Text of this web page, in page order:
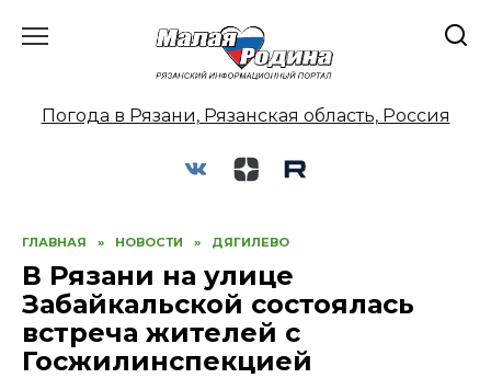
Погода в Рязани, Рязанская область, Россия
ГЛАВНАЯ » НОВОСТИ » ДЯГИЛЕВО
В Рязани на улице
Забайкальской состоялась
встреча жителей с
Госжилинспекцией